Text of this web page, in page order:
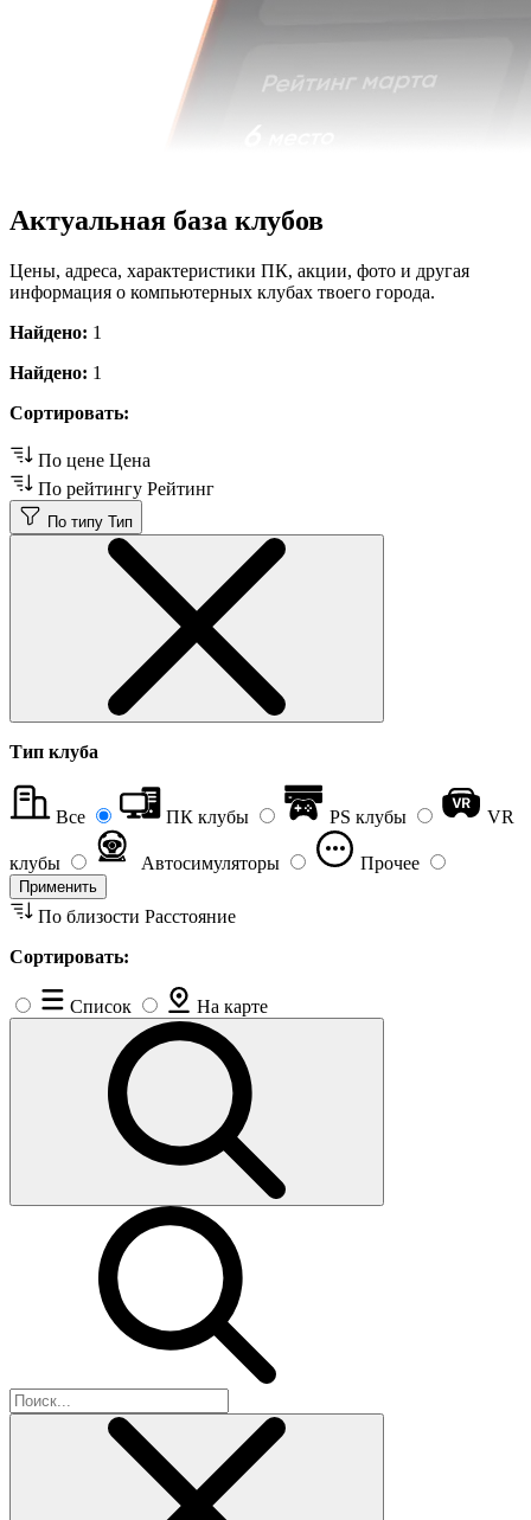
Актуальная база клубов
Цены, адреса, характеристики ПК, акции, фото и другая
информация о компьютерных клубах твоего города.
Найдено: 1
Найдено: 1
Сортировать:
По цене Цена
По рейтингу Рейтинг
По типу Тип
Тип клуба
Все ПК клубы PS клубы VR
клубы Автосимуляторы Прочее
Применить
По близости Расстояние
Сортировать:
Список На карте